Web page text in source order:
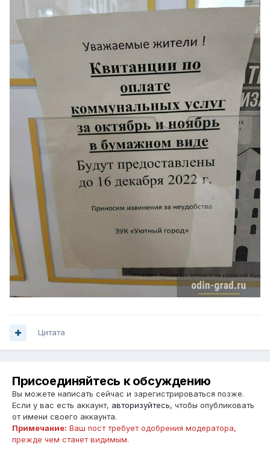
Цитата
Присоединяйтесь к обсуждению
Вы можете написать сейчас и зарегистрироваться позже.
Если у вас есть аккаунт, авторизуйтесь, чтобы опубликовать
от имени своего аккаунта.
Примечание: Ваш пост требует одобрения модератора,
прежде чем станет видимым.